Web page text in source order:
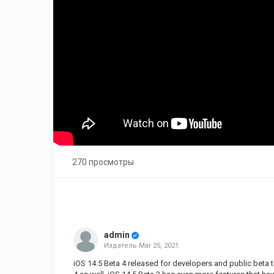
270 просмотры
admin
Издатель Mar 25, 2021
iOS 14.5 Beta 4 released for developers and public